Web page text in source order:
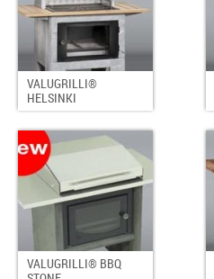
VALUGRILLI®
HELSINKI
VALUGRILLI® BBQ